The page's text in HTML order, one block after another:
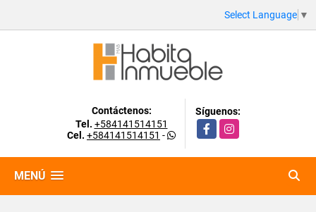
Select Language ▼
Contáctenos:
Tel. +584141514151
Cel. +584141514151 -
Síguenos:
FacebookInstagram
MENÚ